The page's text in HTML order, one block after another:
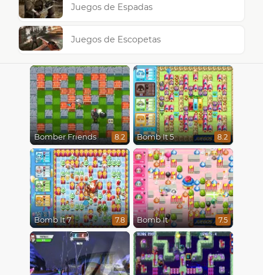
Juegos de Espadas
Juegos de Escopetas
Bomber Friends 8.2 Bomb It 5 8.2
Bomb It 7 7.8 Bomb It 7.5